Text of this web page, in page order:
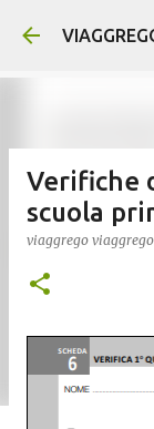
Verifiche
scuola
viaggrego viaggrego